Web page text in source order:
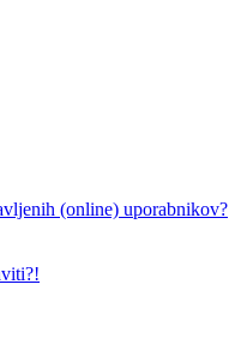
(online) uporabnikov?